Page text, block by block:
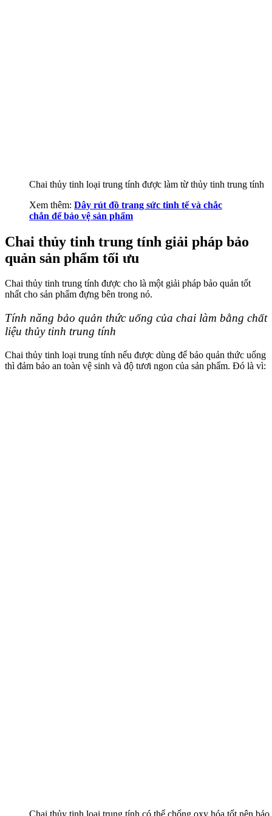
Chai thủy tinh loại trung tính được làm từ thủy tinh trung tính
Xem thêm: Dây rút đồ trang sức tinh tế và chắc
chắn để bảo vệ sản phẩm
Chai thủy tinh trung tính giải pháp bảo
quản sản phẩm tối ưu
Chai thủy tinh trung tính được cho là một giải pháp bảo quản tốt
nhất cho sản phẩm đựng bên trong nó.
Tính năng bảo quản thức uống của chai làm bằng chất
liệu thủy tinh trung tính
Chai thủy tinh loại trung tính nếu được dùng để bảo quản thức uống
thì đảm bảo an toàn vệ sinh và độ tươi ngon của sản phẩm. Đó là vì:
Chai thủy tinh loại trung tính có thể chống oxy hóa tốt nên